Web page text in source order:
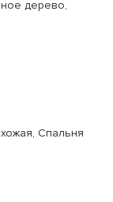
дерево,
Спальня